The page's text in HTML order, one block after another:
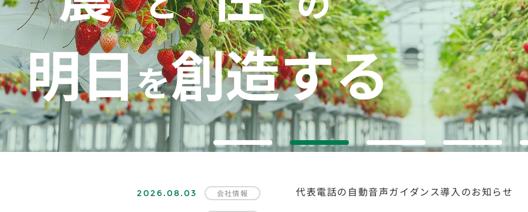
1 2 3 4
2026.08.03 会社情報 代表電話の自動音声ガイダンス導入のお知らせ